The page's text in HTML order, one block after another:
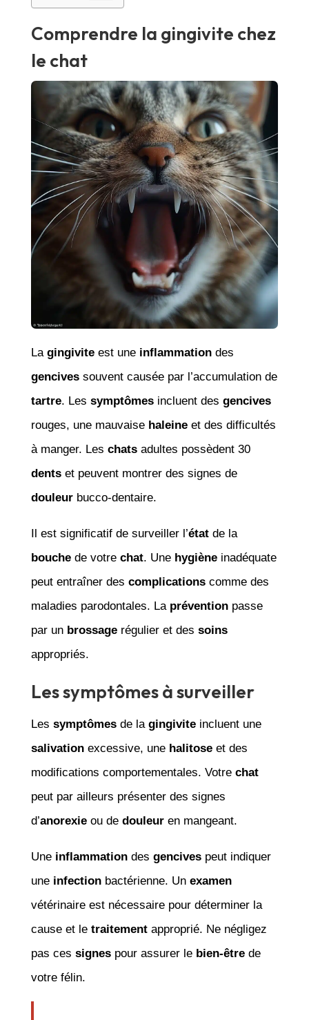
Comprendre la gingivite chez
le chat
La gingiviteest une inflammationdes
gencivessouvent causée par l’accumulation de
tartre. Les symptômesincluent des gencives
rouges, une mauvaise haleineet des difficultés
à manger. Les chatsadultes possèdent 30
dentset peuvent montrer des signes de
douleurbucco-dentaire.
Il est significatif de surveiller l’étatde la
bouchede votre chat. Une hygièneinadéquate
peut entraîner des complicationscomme des
maladies parodontales. La préventionpasse
par un brossagerégulier et des soins
appropriés.
Les symptômes à surveiller
Les symptômesde la gingiviteincluent une
salivationexcessive, une halitoseet des
modifications comportementales. Votre chat
peut par ailleurs présenter des signes
d’anorexieou de douleuren mangeant.
Une inflammationdes gencivespeut indiquer
une infectionbactérienne. Un examen
vétérinaire est nécessaire pour déterminer la
cause et le traitementapproprié. Ne négligez
pas ces signespour assurer le bien-êtrede
votre félin.